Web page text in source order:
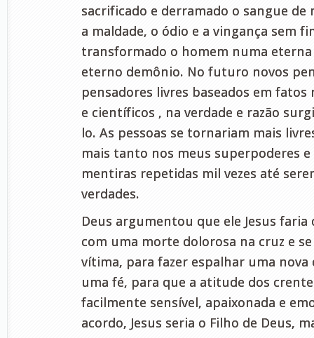
sacrificado e derramado o sangue de
a maldade, o ódio e a vingança sem
transformado o homem numa
eterno demônio. No futuro novos
pensadores livres baseados em
e científicos , na verdade e razão
lo. As pessoas se tornariam mais
mais tanto nos meus superpoderes
mentiras repetidas mil vezes até
verdades.
Deus argumentou que ele Jesus
com uma morte dolorosa na cruz e
vítima, para fazer espalhar uma nova
uma fé, para que a atitude dos
facilmente sensível, apaixonada e
acordo, Jesus seria o Filho de Deus,